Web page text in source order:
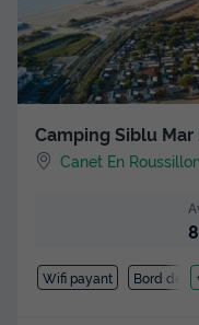
Camping Siblu
Canet En
Wifi payant Bord de